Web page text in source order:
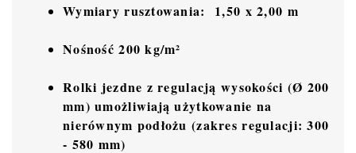
Wymiary rusztowania: 1,50 x 2,00 m
Nośność 200 kg/m²
Rolki jezdne z regulacją wysokości (Ø 200
mm) umożliwiają użytkowanie na
nierównym podłożu (zakres regulacji: 300
- 580 mm)